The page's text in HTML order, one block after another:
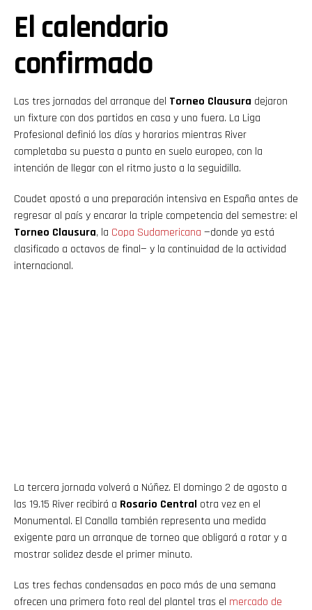
El calendario
confirmado
Las tres jornadas del arranque del Torneo Clausura dejaron
un fixture con dos partidos en casa y uno fuera. La Liga
Profesional definió los días y horarios mientras River
completaba su puesta a punto en suelo europeo, con la
intención de llegar con el ritmo justo a la seguidilla.
Coudet apostó a una preparación intensiva en España antes de
regresar al país y encarar la triple competencia del semestre: el
Torneo Clausura, la Copa Sudamericana —donde ya está
clasificado a octavos de final— y la continuidad de la actividad
internacional.
La tercera jornada volverá a Núñez. El domingo 2 de agosto a
las 19.15 River recibirá a Rosario Central otra vez en el
Monumental. El Canalla también representa una medida
exigente para un arranque de torneo que obligará a rotar y a
mostrar solidez desde el primer minuto.
Las tres fechas condensadas en poco más de una semana
ofrecen una primera foto real del plantel tras el mercado de